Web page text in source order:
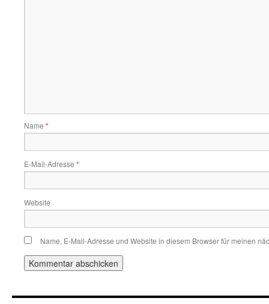
Name *
E-Mail-Adresse *
Website
Name, E-Mail-Adresse und Website in diesem Browser für meinen